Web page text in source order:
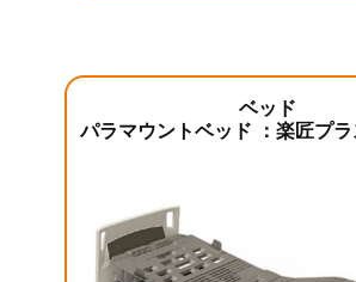
ベッド
パラマウントベッド ：楽匠プ